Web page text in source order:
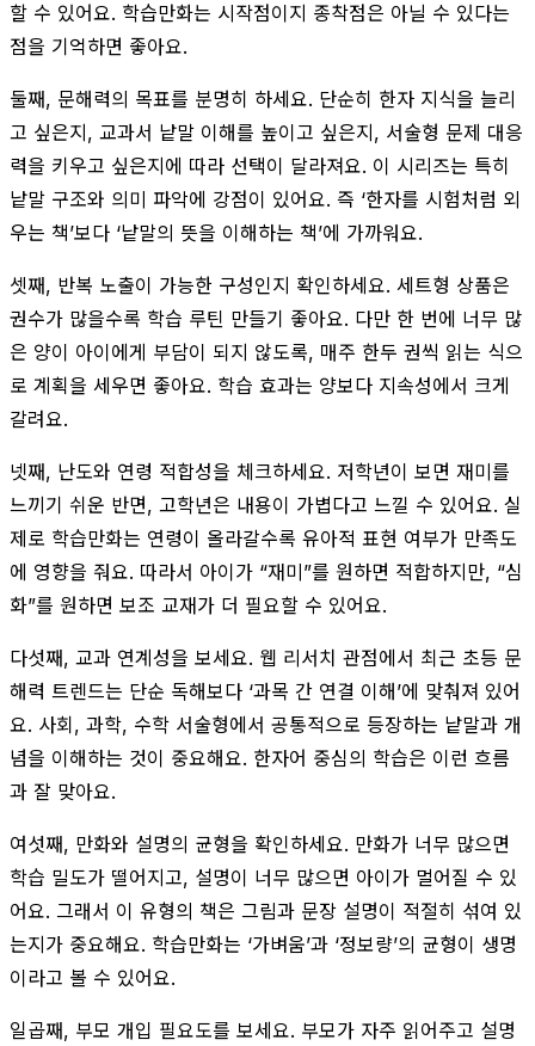
할 수 있어요. 학습만화는 시작점이지 종착점은 아닐 수 있다는
점을 기억하면 좋아요.
둘째, 문해력의 목표를 분명히 하세요. 단순히 한자 지식을 늘리
고 싶은지, 교과서 낱말 이해를 높이고 싶은지, 서술형 문제 대응
력을 키우고 싶은지에 따라 선택이 달라져요. 이 시리즈는 특히
낱말 구조와 의미 파악에 강점이 있어요. 즉 ‘한자를 시험처럼 외
우는 책’보다 ‘낱말의 뜻을 이해하는 책’에 가까워요.
셋째, 반복 노출이 가능한 구성인지 확인하세요. 세트형 상품은
권수가 많을수록 학습 루틴 만들기 좋아요. 다만 한 번에 너무 많
은 양이 아이에게 부담이 되지 않도록, 매주 한두 권씩 읽는 식으
로 계획을 세우면 좋아요. 학습 효과는 양보다 지속성에서 크게
갈려요.
넷째, 난도와 연령 적합성을 체크하세요. 저학년이 보면 재미를
느끼기 쉬운 반면, 고학년은 내용이 가볍다고 느낄 수 있어요. 실
제로 학습만화는 연령이 올라갈수록 유아적 표현 여부가 만족도
에 영향을 줘요. 따라서 아이가 “재미”를 원하면 적합하지만, “심
화”를 원하면 보조 교재가 더 필요할 수 있어요.
다섯째, 교과 연계성을 보세요. 웹 리서치 관점에서 최근 초등 문
해력 트렌드는 단순 독해보다 ‘과목 간 연결 이해’에 맞춰져 있어
요. 사회, 과학, 수학 서술형에서 공통적으로 등장하는 낱말과 개
념을 이해하는 것이 중요해요. 한자어 중심의 학습은 이런 흐름
과 잘 맞아요.
여섯째, 만화와 설명의 균형을 확인하세요. 만화가 너무 많으면
학습 밀도가 떨어지고, 설명이 너무 많으면 아이가 멀어질 수 있
어요. 그래서 이 유형의 책은 그림과 문장 설명이 적절히 섞여 있
는지가 중요해요. 학습만화는 ‘가벼움’과 ‘정보량’의 균형이 생명
이라고 볼 수 있어요.
일곱째, 부모 개입 필요도를 보세요. 부모가 자주 읽어주고 설명